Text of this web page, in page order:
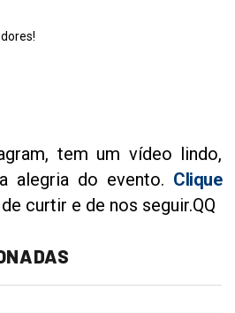
tem um vídeo lindo,
alegria do evento. Clique
curtir e de nos seguir.QQ